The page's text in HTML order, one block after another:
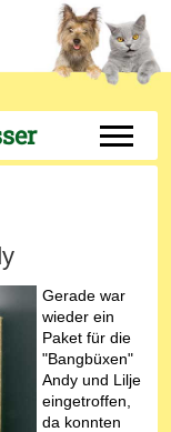
Off-
Gerade war
wieder ein
Paket für die
"Bangbüxen"
Andy und Lilje
eingetroffen,
da konnten